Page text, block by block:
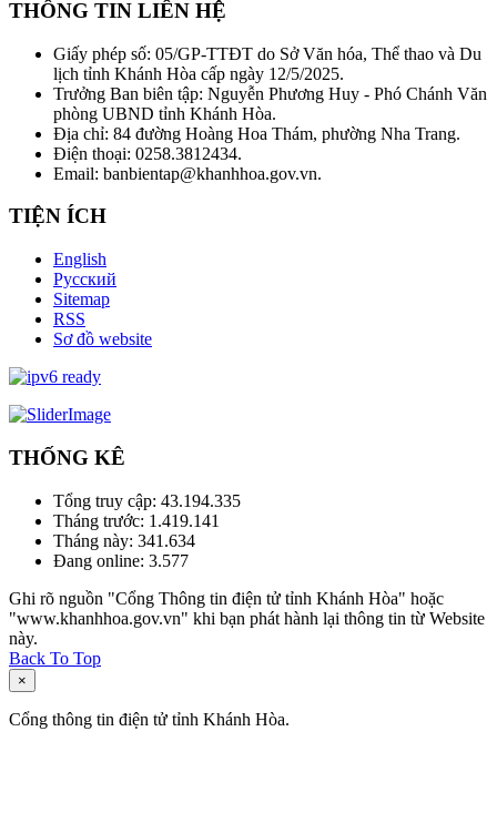
THÔNG TIN LIÊN HỆ
Giấy phép số: 05/GP-TTĐT do Sở Văn hóa, Thể thao và Du
lịch tỉnh Khánh Hòa cấp ngày 12/5/2025.
Trưởng Ban biên tập: Nguyễn Phương Huy - Phó Chánh Văn
phòng UBND tỉnh Khánh Hòa.
Địa chỉ: 84 đường Hoàng Hoa Thám, phường Nha Trang.
Điện thoại: 0258.3812434.
Email: banbientap@khanhhoa.gov.vn.
TIỆN ÍCH
English
Русский
Sitemap
RSS
Sơ đồ website
THỐNG KÊ
Tổng truy cập: 43.194.335
Tháng trước: 1.419.141
Tháng này: 341.634
Đang online: 3.577
Ghi rõ nguồn "Cổng Thông tin điện tử tỉnh Khánh Hòa" hoặc
"www.khanhhoa.gov.vn" khi bạn phát hành lại thông tin từ Website
này.
Back To Top
×
Cổng thông tin điện tử tỉnh Khánh Hòa.